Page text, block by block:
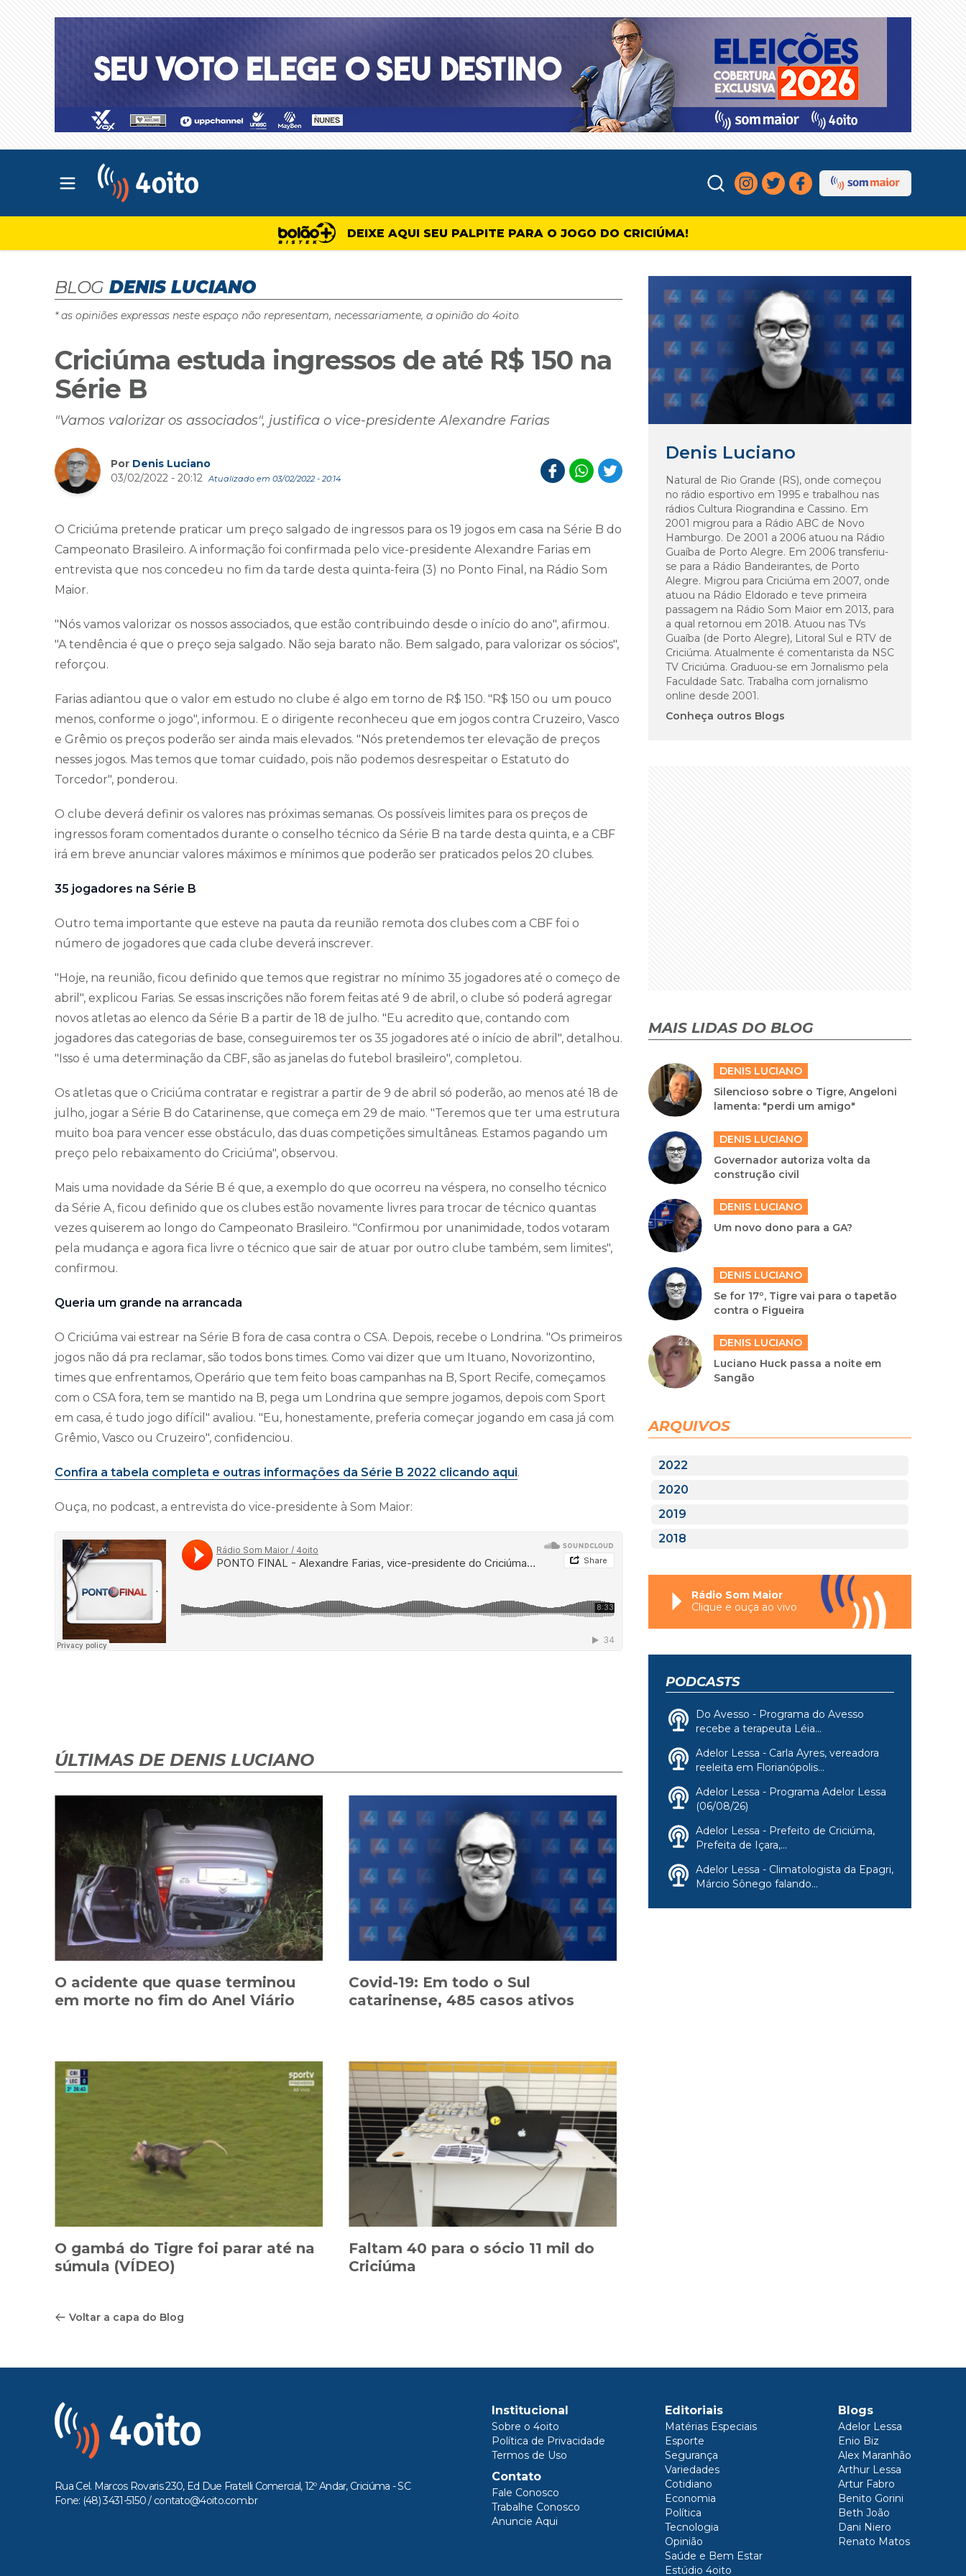
Abrir menu principal
DEIXE AQUI SEU PALPITE PARA O JOGO DO CRICIÚMA!
BLOG DENIS LUCIANO
* as opiniões expressas neste espaço não representam, necessariamente, a opinião do 4oito
Criciúma estuda ingressos de até R$ 150 na
Série B
"Vamos valorizar os associados", justifica o vice-presidente Alexandre Farias
Por Denis Luciano
03/02/2022 - 20:12 Atualizado em 03/02/2022 - 20:14
O Criciúma pretende praticar um preço salgado de ingressos para os 19 jogos em casa na Série B do
Campeonato Brasileiro. A informação foi confirmada pelo vice-presidente Alexandre Farias em
entrevista que nos concedeu no fim da tarde desta quinta-feira (3) no Ponto Final, na Rádio Som
Maior.
"Nós vamos valorizar os nossos associados, que estão contribuindo desde o início do ano", afirmou.
"A tendência é que o preço seja salgado. Não seja barato não. Bem salgado, para valorizar os sócios",
reforçou.
Farias adiantou que o valor em estudo no clube é algo em torno de R$ 150. "R$ 150 ou um pouco
menos, conforme o jogo", informou. E o dirigente reconheceu que em jogos contra Cruzeiro, Vasco
e Grêmio os preços poderão ser ainda mais elevados. "Nós pretendemos ter elevação de preços
nesses jogos. Mas temos que tomar cuidado, pois não podemos desrespeitar o Estatuto do
Torcedor", ponderou.
O clube deverá definir os valores nas próximas semanas. Os possíveis limites para os preços de
ingressos foram comentados durante o conselho técnico da Série B na tarde desta quinta, e a CBF
irá em breve anunciar valores máximos e mínimos que poderão ser praticados pelos 20 clubes.
35 jogadores na Série B
Outro tema importante que esteve na pauta da reunião remota dos clubes com a CBF foi o
número de jogadores que cada clube deverá inscrever.
"Hoje, na reunião, ficou definido que temos que registrar no mínimo 35 jogadores até o começo de
abril", explicou Farias. Se essas inscrições não forem feitas até 9 de abril, o clube só poderá agregar
novos atletas ao elenco da Série B a partir de 18 de julho. "Eu acredito que, contando com
jogadores das categorias de base, conseguiremos ter os 35 jogadores até o início de abril", detalhou.
"Isso é uma determinação da CBF, são as janelas do futebol brasileiro", completou.
Os atletas que o Criciúma contratar e registrar a partir de 9 de abril só poderão, ao menos até 18 de
julho, jogar a Série B do Catarinense, que começa em 29 de maio. "Teremos que ter uma estrutura
muito boa para vencer esse obstáculo, das duas competições simultâneas. Estamos pagando um
preço pelo rebaixamento do Criciúma", observou.
Mais uma novidade da Série B é que, a exemplo do que ocorreu na véspera, no conselho técnico
da Série A, ficou definido que os clubes estão novamente livres para trocar de técnico quantas
vezes quiserem ao longo do Campeonato Brasileiro. "Confirmou por unanimidade, todos votaram
pela mudança e agora fica livre o técnico que sair de atuar por outro clube também, sem limites",
confirmou.
Queria um grande na arrancada
O Criciúma vai estrear na Série B fora de casa contra o CSA. Depois, recebe o Londrina. "Os primeiros
jogos não dá pra reclamar, são todos bons times. Como vai dizer que um Ituano, Novorizontino,
times que enfrentamos, Operário que tem feito boas campanhas na B, Sport Recife, começamos
com o CSA fora, tem se mantido na B, pega um Londrina que sempre jogamos, depois com Sport
em casa, é tudo jogo difícil" avaliou. "Eu, honestamente, preferia começar jogando em casa já com
Grêmio, Vasco ou Cruzeiro", confidenciou.
Confira a tabela completa e outras informações da Série B 2022 clicando aqui.
Ouça, no podcast, a entrevista do vice-presidente à Som Maior:
ÚLTIMAS DE DENIS LUCIANO
O acidente que quase terminou
em morte no fim do Anel Viário
Covid-19: Em todo o Sul
catarinense, 485 casos ativos
O gambá do Tigre foi parar até na
súmula (VÍDEO)
Faltam 40 para o sócio 11 mil do
Criciúma
Voltar a capa do Blog
Denis Luciano
Natural de Rio Grande (RS), onde começou
no rádio esportivo em 1995 e trabalhou nas
rádios Cultura Riograndina e Cassino. Em
2001 migrou para a Rádio ABC de Novo
Hamburgo. De 2001 a 2006 atuou na Rádio
Guaíba de Porto Alegre. Em 2006 transferiu-
se para a Rádio Bandeirantes, de Porto
Alegre. Migrou para Criciúma em 2007, onde
atuou na Rádio Eldorado e teve primeira
passagem na Rádio Som Maior em 2013, para
a qual retornou em 2018. Atuou nas TVs
Guaíba (de Porto Alegre), Litoral Sul e RTV de
Criciúma. Atualmente é comentarista da NSC
TV Criciúma. Graduou-se em Jornalismo pela
Faculdade Satc. Trabalha com jornalismo
online desde 2001.
Conheça outros Blogs
MAIS LIDAS DO BLOG
DENIS LUCIANO
Silencioso sobre o Tigre, Angeloni
lamenta: "perdi um amigo"
DENIS LUCIANO
Governador autoriza volta da
construção civil
DENIS LUCIANO
Um novo dono para a GA?
DENIS LUCIANO
Se for 17º, Tigre vai para o tapetão
contra o Figueira
DENIS LUCIANO
Luciano Huck passa a noite em
Sangão
ARQUIVOS
2022
2020
2019
2018
Rádio Som Maior
Clique e ouça ao vivo
PODCASTS
Do Avesso - Programa do Avesso
recebe a terapeuta Léia...
Adelor Lessa - Carla Ayres, vereadora
reeleita em Florianópolis...
Adelor Lessa - Programa Adelor Lessa
(06/08/26)
Adelor Lessa - Prefeito de Criciúma,
Prefeita de Içara,...
Adelor Lessa - Climatologista da Epagri,
Márcio Sônego falando...
Rua Cel. Marcos Rovaris 230, Ed Due Fratelli Comercial, 12º Andar, Criciúma - SC
Fone: (48) 3431-5150 / contato@4oito.com.br
Institucional
Sobre o 4oito
Política de Privacidade
Termos de Uso
Contato
Fale Conosco
Trabalhe Conosco
Anuncie Aqui
Editoriais
Matérias Especiais
Esporte
Segurança
Variedades
Cotidiano
Economia
Política
Tecnologia
Opinião
Saúde e Bem Estar
Estúdio 4oito
Blogs
Adelor Lessa
Enio Biz
Alex Maranhão
Arthur Lessa
Artur Fabro
Benito Gorini
Beth João
Dani Niero
Renato Matos